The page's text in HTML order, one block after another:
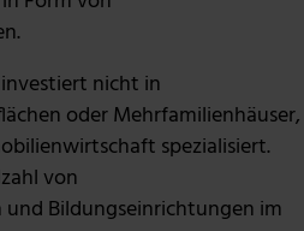
investiert nicht in
oder Mehrfamilienhäuser,
spezialisiert.
von
Bildungseinrichtungen im